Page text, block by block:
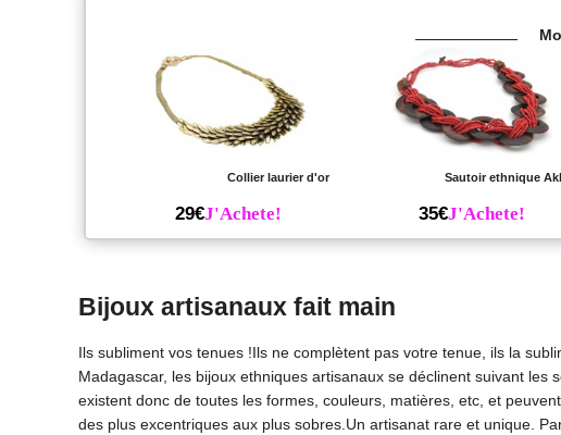
Collier laurier d'or
29€J'Achete!
Sautoir ethnique
35€J'Achete!
Bijoux artisanaux fait main
Ils subliment vos tenues !Ils ne complètent pas votre tenue, ils la
Madagascar, les bijoux ethniques artisanaux se déclinent suivant
existent donc de toutes les formes, couleurs, matières, etc, et
des plus excentriques aux plus sobres.Un artisanat rare et unique.